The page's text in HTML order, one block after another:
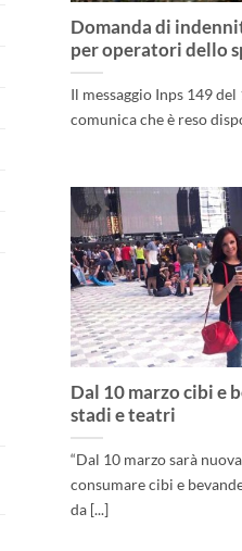
Domanda di
per operatori dello
Il messaggio Inps 149
comunica che è reso
Dal 10 marzo cibi e
stadi e teatri
“Dal 10 marzo sarà
consumare cibi e
da [...]